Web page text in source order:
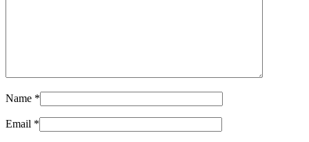
Name *
Email *